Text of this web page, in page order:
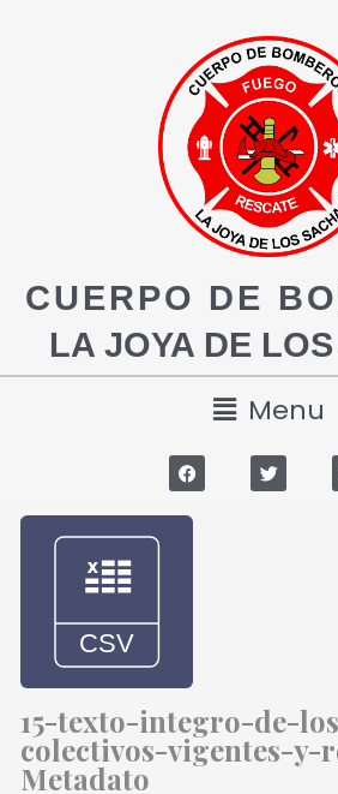
CUERPO DE
LA JOYA DE
Menu
15-texto-integro-de-
colectivos-vigentes-y-
Metadato